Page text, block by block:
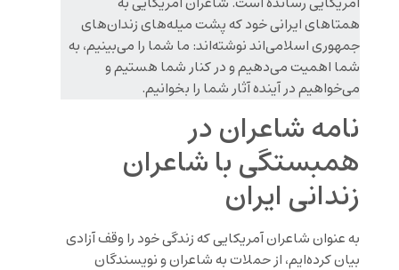
همتاهای ایرانی خود که پشت میله‌های زندان‌های
جمهوری اسلامی‌اند نوشته‌اند: ما شما را می‌بینیم، به
شما اهمیت می‌دهیم و در کنار شما هستیم و
می‌خواهیم در آینده آثار شما را بخوانیم.
نامه شاعران در
همبستگی با شاعران
زندانی ایران
به عنوان شاعران آمریکایی که زندگی خود را وقف آزادی
بیان کرده‌ایم، از حملات به شاعران و نویسندگان